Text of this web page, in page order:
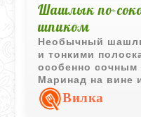
Шашлык по-
шпиком
Необычный
и тонкими
особенно
Маринад на вине
мясо мягче, а жар
блюдуВилка